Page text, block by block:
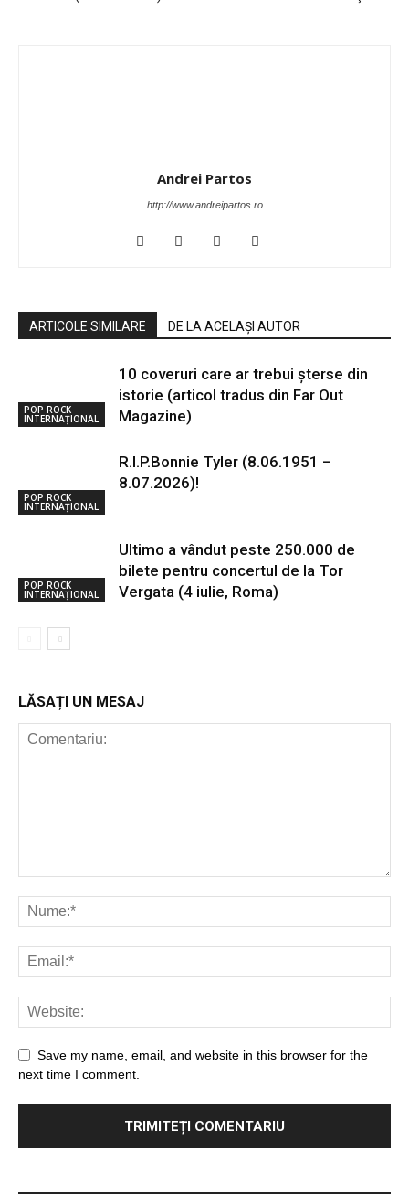
Andrei Partos
http://www.andreipartos.ro
ARTICOLE SIMILARE DE LA ACELAȘI AUTOR
POP ROCK
INTERNAȚIONAL
10 coveruri care ar trebui șterse din
istorie (articol tradus din Far Out
Magazine)
POP ROCK
INTERNAȚIONAL
R.I.P.Bonnie Tyler (8.06.1951 –
8.07.2026)!
POP ROCK
INTERNAȚIONAL
Ultimo a vândut peste 250.000 de
bilete pentru concertul de la Tor
Vergata (4 iulie, Roma)
LĂSAȚI UN MESAJ
Save my name, email, and website in this browser for the
next time I comment.